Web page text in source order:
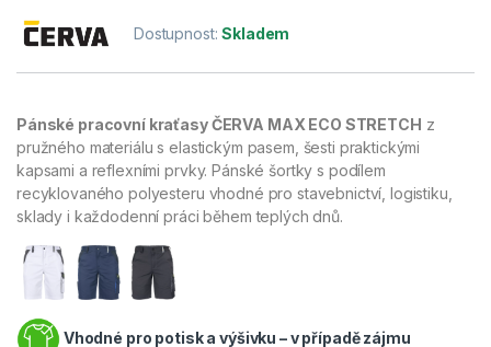
Dostupnost:Skladem
Pánské pracovní kraťasy ČERVA MAX ECO STRETCH z
pružného materiálu s elastickým pasem, šesti praktickými
kapsami a reflexními prvky. Pánské šortky s podílem
recyklovaného polyesteru vhodné pro stavebnictví, logistiku,
sklady i každodenní práci během teplých dnů.
Vhodné pro potisk a výšivku – v případě zájmu